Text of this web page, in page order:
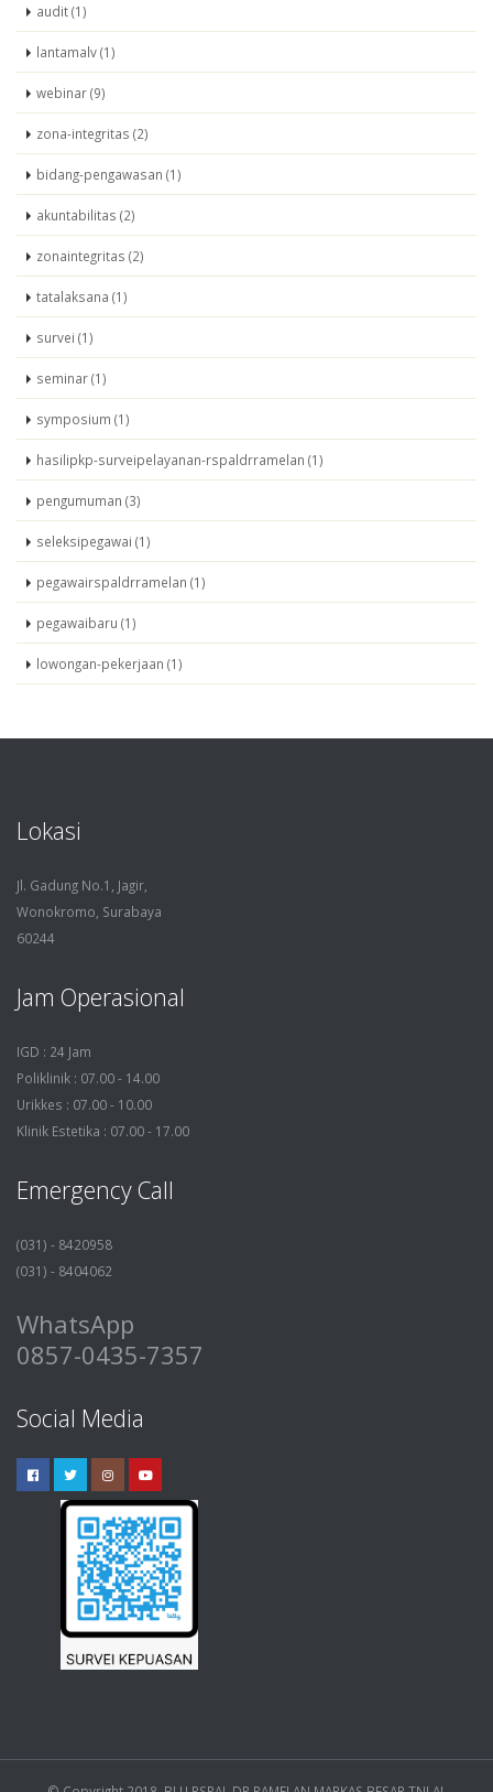
audit (1)
lantamalv (1)
webinar (9)
zona-integritas (2)
bidang-pengawasan (1)
akuntabilitas (2)
zonaintegritas (2)
tatalaksana (1)
survei (1)
seminar (1)
symposium (1)
hasilipkp-surveipelayanan-rspaldrramelan (1)
pengumuman (3)
seleksipegawai (1)
pegawairspaldrramelan (1)
pegawaibaru (1)
lowongan-pekerjaan (1)
Lokasi
Jl. Gadung No.1, Jagir,
Wonokromo, Surabaya
60244
Jam Operasional
IGD : 24 Jam
Poliklinik : 07.00 - 14.00
Urikkes : 07.00 - 10.00
Klinik Estetika : 07.00 - 17.00
Emergency Call
(031) - 8420958
(031) - 8404062
WhatsApp
0857-0435-7357
Social Media